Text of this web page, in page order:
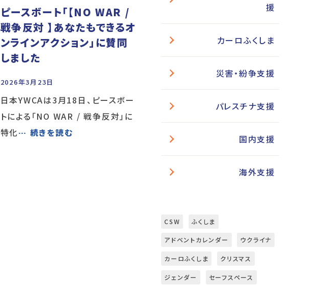
ピースボート「【NO WAR /
戦争反対 】あなたもできるオ
ンラインアクション」に賛同
しました
2026年3月23日
日本YWCAは3月18日、ピースボー
トによる「NO WAR / 戦争反対」に
特化… 続きを読む
援
カーロふくしま
災害・紛争支援
パレスチナ支援
国内支援
海外支援
CSW ふくしま
アドベントカレンダー ウクライナ
カーロふくしま クリスマス
ジェンダー セーフスペース